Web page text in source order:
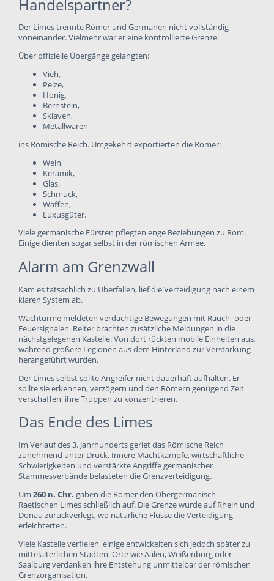
Handelspartner?
Der Limes trennte Römer und Germanen nicht vollständig
voneinander. Vielmehr war er eine kontrollierte Grenze.
Über offizielle Übergänge gelangten:
Vieh,
Pelze,
Honig,
Bernstein,
Sklaven,
Metallwaren
ins Römische Reich. Umgekehrt exportierten die Römer:
Wein,
Keramik,
Glas,
Schmuck,
Waffen,
Luxusgüter.
Viele germanische Fürsten pflegten enge Beziehungen zu Rom.
Einige dienten sogar selbst in der römischen Armee.
Alarm am Grenzwall
Kam es tatsächlich zu Überfällen, lief die Verteidigung nach einem
klaren System ab.
Wachtürme meldeten verdächtige Bewegungen mit Rauch- oder
Feuersignalen. Reiter brachten zusätzliche Meldungen in die
nächstgelegenen Kastelle. Von dort rückten mobile Einheiten aus,
während größere Legionen aus dem Hinterland zur Verstärkung
herangeführt wurden.
Der Limes selbst sollte Angreifer nicht dauerhaft aufhalten. Er
sollte sie erkennen, verzögern und den Römern genügend Zeit
verschaffen, ihre Truppen zu konzentrieren.
Das Ende des Limes
Im Verlauf des 3. Jahrhunderts geriet das Römische Reich
zunehmend unter Druck. Innere Machtkämpfe, wirtschaftliche
Schwierigkeiten und verstärkte Angriffe germanischer
Stammesverbände belasteten die Grenzverteidigung.
Um 260 n. Chr. gaben die Römer den Obergermanisch-
Raetischen Limes schließlich auf. Die Grenze wurde auf Rhein und
Donau zurückverlegt, wo natürliche Flüsse die Verteidigung
erleichterten.
Viele Kastelle verfielen, einige entwickelten sich jedoch später zu
mittelalterlichen Städten. Orte wie Aalen, Weißenburg oder
Saalburg verdanken ihre Entstehung unmittelbar der römischen
Grenzorganisation.